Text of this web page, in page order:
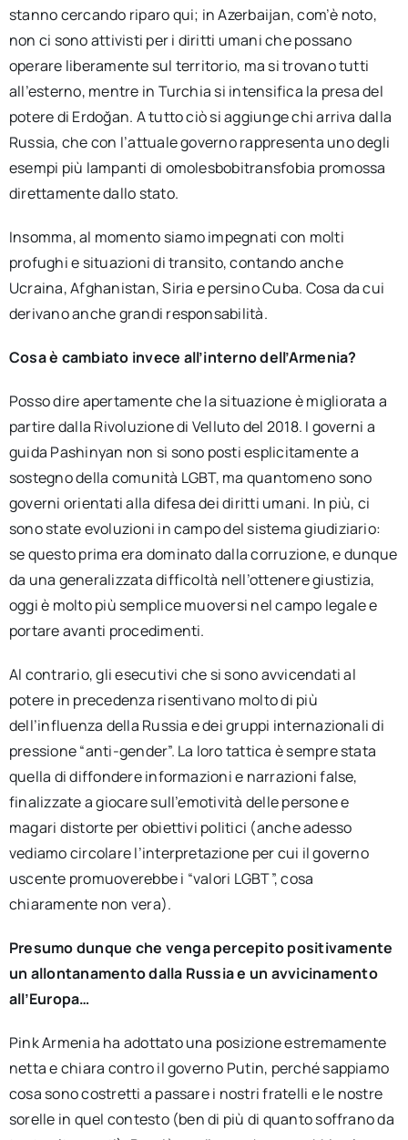
stanno cercando riparo qui; in Azerbaijan, com’è noto,
non ci sono attivisti per i diritti umani che possano
operare liberamente sul territorio, ma si trovano tutti
all’esterno, mentre in Turchia si intensifica la presa del
potere di Erdoğan. A tutto ciò si aggiunge chi arriva dalla
Russia, che con l’attuale governo rappresenta uno degli
esempi più lampanti di omolesbobitransfobia promossa
direttamente dallo stato.
Insomma, al momento siamo impegnati con molti
profughi e situazioni di transito, contando anche
Ucraina, Afghanistan, Siria e persino Cuba. Cosa da cui
derivano anche grandi responsabilità.
Cosa è cambiato invece all’interno dell’Armenia?
Posso dire apertamente che la situazione è migliorata a
partire dalla Rivoluzione di Velluto del 2018. I governi a
guida Pashinyan non si sono posti esplicitamente a
sostegno della comunità LGBT, ma quantomeno sono
governi orientati alla difesa dei diritti umani. In più, ci
sono state evoluzioni in campo del sistema giudiziario:
se questo prima era dominato dalla corruzione, e dunque
da una generalizzata difficoltà nell’ottenere giustizia,
oggi è molto più semplice muoversi nel campo legale e
portare avanti procedimenti.
Al contrario, gli esecutivi che si sono avvicendati al
potere in precedenza risentivano molto di più
dell’influenza della Russia e dei gruppi internazionali di
pressione “anti-gender”. La loro tattica è sempre stata
quella di diffondere informazioni e narrazioni false,
finalizzate a giocare sull’emotività delle persone e
magari distorte per obiettivi politici (anche adesso
vediamo circolare l’interpretazione per cui il governo
uscente promuoverebbe i “valori LGBT”, cosa
chiaramente non vera).
Presumo dunque che venga percepito positivamente
un allontanamento dalla Russia e un avvicinamento
all’Europa…
Pink Armenia ha adottato una posizione estremamente
netta e chiara contro il governo Putin, perché sappiamo
cosa sono costretti a passare i nostri fratelli e le nostre
sorelle in quel contesto (ben di più di quanto soffrano da